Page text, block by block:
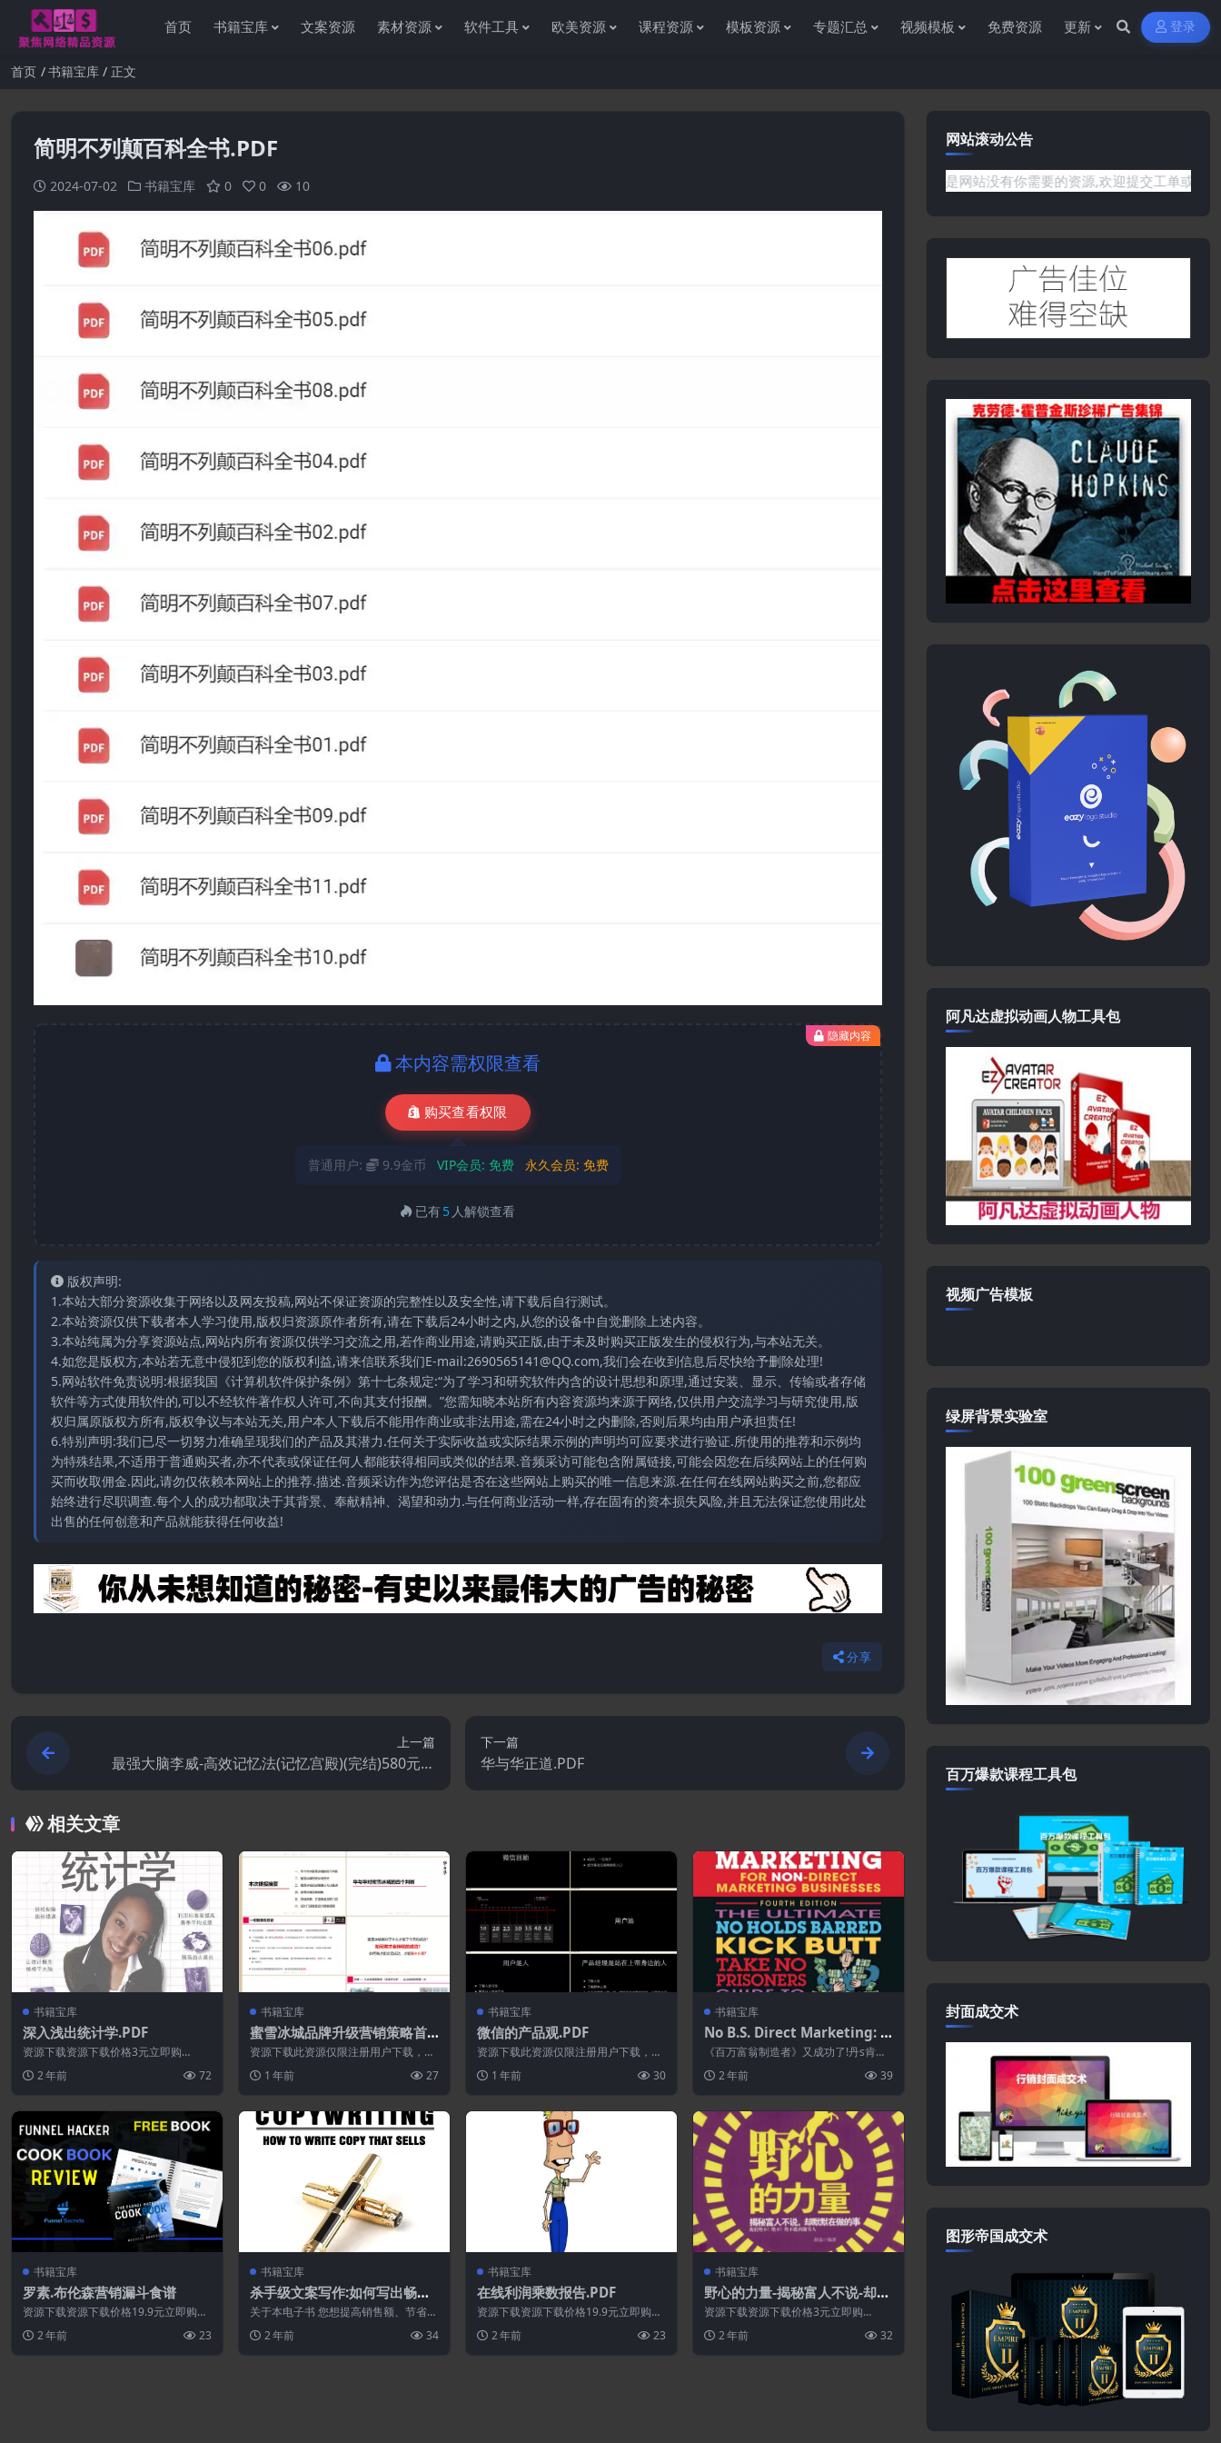
首页 书籍宝库 文案资源 素材资源 软件工具 欧美资源 课程资源 模板资源 专题汇总 视频模板 免费资源 更新 登录
首页 书籍宝库 正文
简明不列颠百科全书.PDF
2024-07-02 书籍宝库 0 0 10
隐藏内容
本内容需权限查看
购买查看权限
普通用户: 9.9金币 VIP会员: 免费 永久会员: 免费
已有5 人解锁查看
版权声明:
1.本站大部分资源收集于网络以及网友投稿,网站不保证资源的完整性以及安全性,请下载后自行测试。
2.本站资源仅供下载者本人学习使用,版权归资源原作者所有,请在下载后24小时之内,从您的设备中自觉删除上述内容。
3.本站纯属为分享资源站点,网站内所有资源仅供学习交流之用,若作商业用途,请购买正版,由于未及时购买正版发生的侵权行为,与本站无关。
4.如您是版权方,本站若无意中侵犯到您的版权利益,请来信联系我们E-mail:2690565141@QQ.com,我们会在收到信息后尽快给予删除处理!
5.网站软件免责说明:根据我国《计算机软件保护条例》第十七条规定:“为了学习和研究软件内含的设计思想和原理,通过安装、显示、传输或者存储
软件等方式使用软件的,可以不经软件著作权人许可,不向其支付报酬。”您需知晓本站所有内容资源均来源于网络,仅供用户交流学习与研究使用,版
权归属原版权方所有,版权争议与本站无关,用户本人下载后不能用作商业或非法用途,需在24小时之内删除,否则后果均由用户承担责任!
6.特别声明:我们已尽一切努力准确呈现我们的产品及其潜力.任何关于实际收益或实际结果示例的声明均可应要求进行验证.所使用的推荐和示例均
为特殊结果,不适用于普通购买者,亦不代表或保证任何人都能获得相同或类似的结果.音频采访可能包含附属链接,可能会因您在后续网站上的任何购
买而收取佣金.因此,请勿仅依赖本网站上的推荐.描述.音频采访作为您评估是否在这些网站上购买的唯一信息来源.在任何在线网站购买之前,您都应
始终进行尽职调查.每个人的成功都取决于其背景、奉献精神、渴望和动力.与任何商业活动一样,存在固有的资本损失风险,并且无法保证您使用此处
出售的任何创意和产品就能获得任何收益!
分享
上一篇
最强大脑李威-高效记忆法(记忆宫殿)(完结)580元课
程
下一篇
华与华正道.PDF
相关文章
书籍宝库
深入浅出统计学.PDF
资源下载资源下载价格3元立即购
2 年前 72
书籍宝库
蜜雪冰城品牌升级营销策略首
次提案.PDF
资源下载此资源仅限注册用户下载，请
永久更新资...
1 年前 27
书籍宝库
微信的产品观.PDF
资源下载此资源仅限注册用户下载，请
永久更新资...
1 年前 30
书籍宝库
No B.S. Direct Marketing: T
he Ultimate No Holds Barr
ed Kick Butt Take No Priso
ners Guide to Extraordinar
《百万富翁制造者》又成功了!丹s肯尼
件策略，继...
2 年前 39
书籍宝库
罗素.布伦森营销漏斗食谱
资源下载资源下载价格19.9元立即购
2 年前 23
书籍宝库
杀手级文案写作:如何写出畅销
的文案.PDF
关于本电子书 您想提高销售额、节省时
好的文案...
2 年前 34
书籍宝库
在线利润乘数报告.PDF
资源下载资源下载价格19.9元立即购买
新资源...
2 年前 23
书籍宝库
野心的力量-揭秘富人不说-却在
默默做的事.PDF
资源下载资源下载价格3元立即购
2 年前 32
网站滚动公告
感谢您访问资源杂货铺获取各种信息资源!如果遇到任何问题或是网站没有你需要的资源,欢迎提交工单或是添加客服
阿凡达虚拟动画人物工具包
视频广告模板
绿屏背景实验室
百万爆款课程工具包
封面成交术
图形帝国成交术